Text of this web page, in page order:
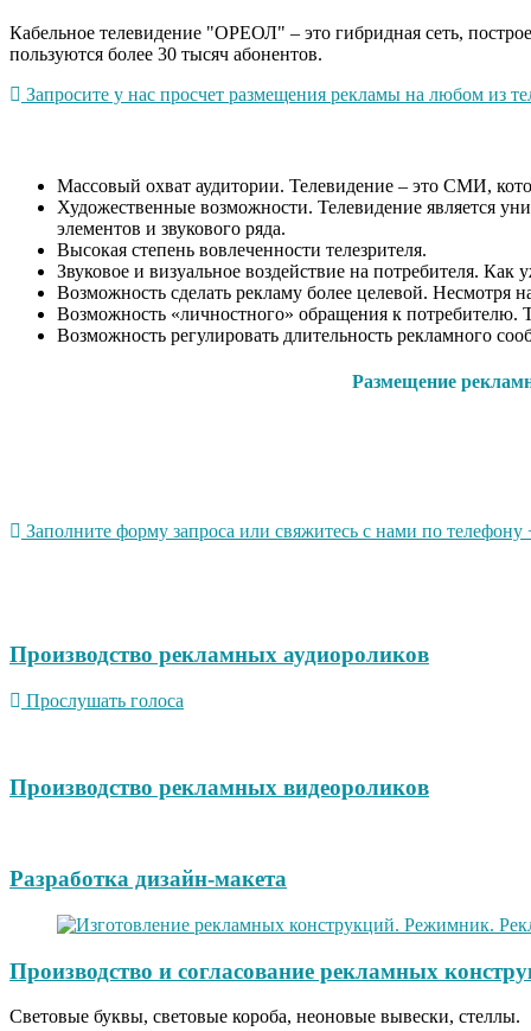
Кабельное телевидение "ОРЕОЛ" – это гибридная сеть,
пользуются более 30 тысяч абонентов.
Запросите у нас просчет размещения рекламы на любом из
Массовый охват аудитории. Телевидение – это СМИ,
Художественные возможности. Телевидение является
элементов и звукового ряда.
Высокая степень вовлеченности телезрителя.
Звуковое и визуальное воздействие на потребителя.
Возможность сделать рекламу более целевой. Несмотря
Возможность «личностного» обращения к потребителю.
Возможность регулировать длительность рекламного
Размещение
Заполните форму запроса или свяжитесь с нами по
Производство рекламных аудиороликов
Прослушать голоса
Производство рекламных видеороликов
Разработка дизайн-макета
Производство и согласование рекламных
Световые буквы, световые короба, неоновые вывески, стеллы.